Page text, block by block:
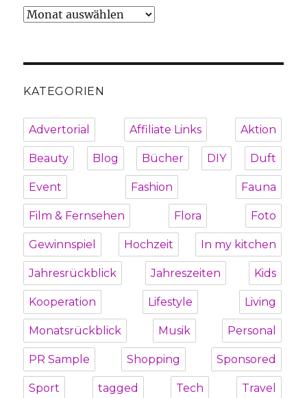
Archiv
KATEGORIEN
Advertorial Affiliate Links Aktion
Beauty Blog Bücher DIY Duft
Event Fashion Fauna
Film & Fernsehen Flora Foto
Gewinnspiel Hochzeit In my kitchen
Jahresrückblick Jahreszeiten Kids
Kooperation Lifestyle Living
Monatsrückblick Musik Personal
PR Sample Shopping Sponsored
Sport tagged Tech Travel